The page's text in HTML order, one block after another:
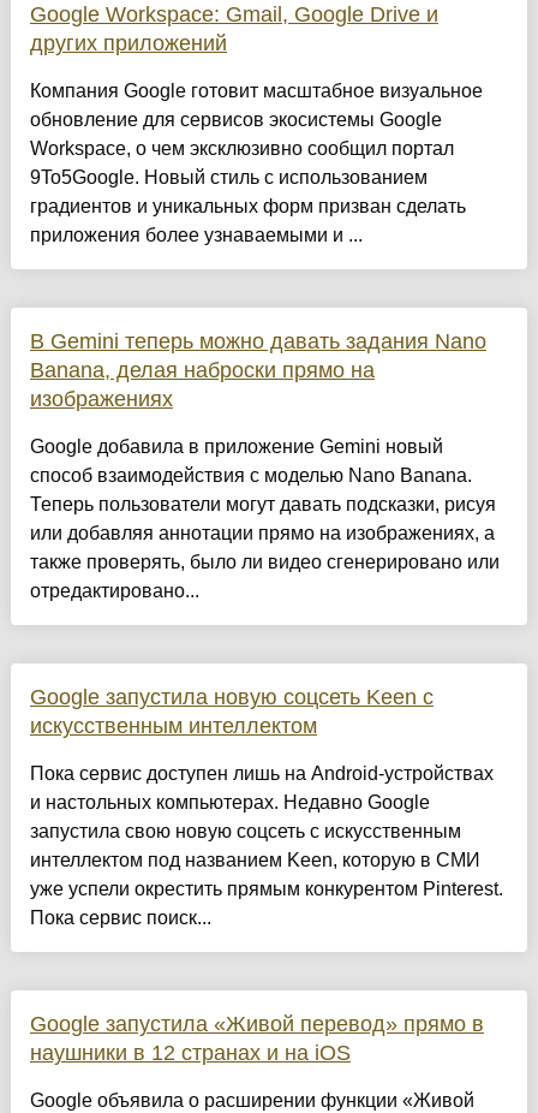
Google Workspace: Gmail, Google Drive и
других приложений
Компания Google готовит масштабное визуальное
обновление для сервисов экосистемы Google
Workspace, о чем эксклюзивно сообщил портал
9To5Google. Новый стиль с использованием
градиентов и уникальных форм призван сделать
приложения более узнаваемыми и ...
В Gemini теперь можно давать задания Nano
Banana, делая наброски прямо на
изображениях
Google добавила в приложение Gemini новый
способ взаимодействия с моделью Nano Banana.
Теперь пользователи могут давать подсказки, рисуя
или добавляя аннотации прямо на изображениях, а
также проверять, было ли видео сгенерировано или
отредактировано...
Google запустила новую соцсеть Keen с
искусственным интеллектом
Пока сервис доступен лишь на Android-устройствах
и настольных компьютерах. Недавно Google
запустила свою новую соцсеть с искусственным
интеллектом под названием Keen, которую в СМИ
уже успели окрестить прямым конкурентом Pinterest.
Пока сервис поиск...
Google запустила «Живой перевод» прямо в
наушники в 12 странах и на iOS
Google объявила о расширении функции «Живой